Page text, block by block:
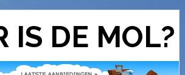
IS DE MOL?